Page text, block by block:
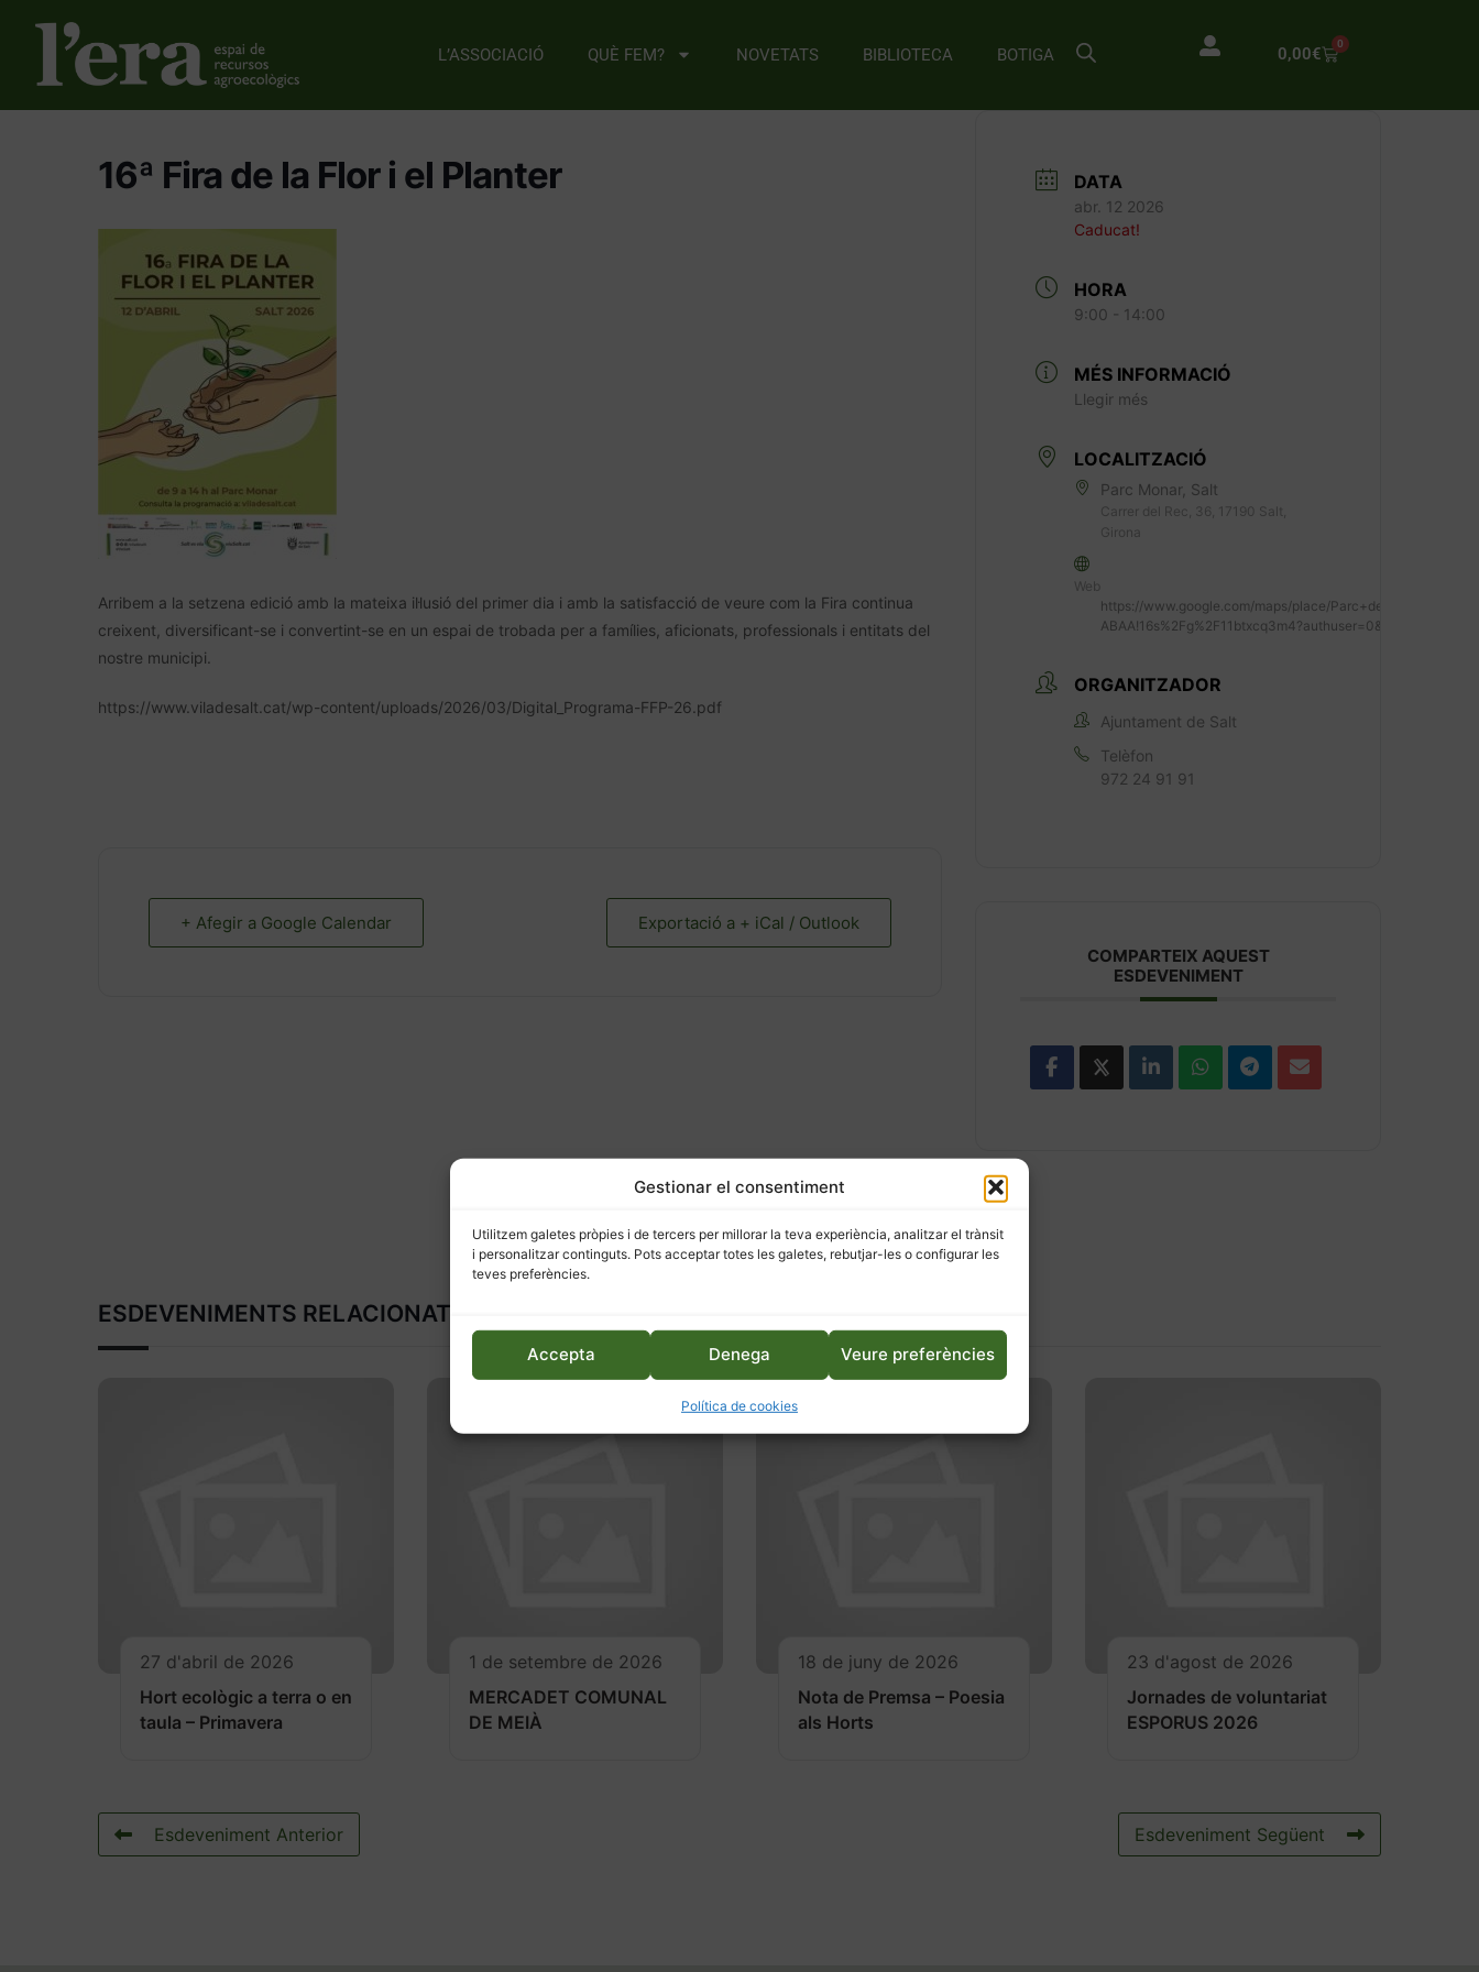
Gestionar el consentiment
Utilitzem galetes pròpies i de tercers per millorar la teva experiència, analitzar el trànsit
i personalitzar continguts. Pots acceptar totes les galetes, rebutjar-les o configurar les
teves preferències.
Accepta Denega Veure preferències
Política de cookies
L’ASSOCIACIÓ QUÈ FEM? NOVETATS BIBLIOTECA BOTIGA 0,00€
0
16ª Fira de la Flor i el Planter
Arribem a la setzena edició amb la mateixa il·lusió del primer dia i amb la satisfacció de veure com la Fira continua
creixent, diversificant-se i convertint-se en un espai de trobada per a famílies, aficionats, professionals i entitats del
nostre municipi.
https://www.viladesalt.cat/wp-content/uploads/2026/03/Digital_Programa-FFP-26.pdf
+ Afegir a Google Calendar Exportació a + iCal / Outlook
DATA
abr. 12 2026
Caducat!
HORA
9:00 - 14:00
MÉS INFORMACIÓ
Llegir més
LOCALITZACIÓ
Parc Monar, Salt
Carrer del Rec, 36, 17190 Salt,
Girona
Web
https://www.google.com/maps/place/Parc+del+Rec+Monar/
ORGANITZADOR
Ajuntament de Salt
Telèfon
972 24 91 91
COMPARTEIX AQUEST
ESDEVENIMENT
ESDEVENIMENTS RELACIONATS
27 d'abril de 2026
Hort ecològic a terra o en
taula – Primavera
1 de setembre de 2026
MERCADET COMUNAL
DE MEIÀ
18 de juny de 2026
Nota de Premsa – Poesia
als Horts
23 d'agost de 2026
Jornades de voluntariat
ESPORUS 2026
Esdeveniment Anterior Esdeveniment Següent